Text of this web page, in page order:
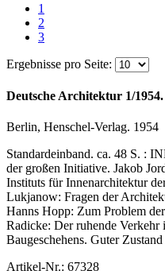
1
2
3
Ergebnisse pro Seite:
Deutsche Architektur 1/1954.
Berlin, Henschel-Verlag. 1954
Standardeinband. ca. 48 S. :
der großen Initiative. Jakob
Instituts für Innenarchitektur
Lukjanow: Fragen der
Hanns Hopp: Zum Problem
Radicke: Der ruhende
Baugeschehens. Guter Zustand
Artikel-Nr.: 67328